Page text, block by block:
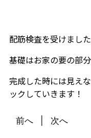
配筋検査を受けました
基礎はお家の要の部分
完成した時には見え
ックしていきます！
前へ 次へ